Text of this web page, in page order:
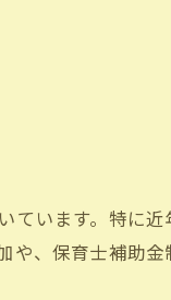
ています。特に
や、保育士補助